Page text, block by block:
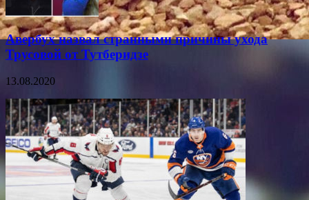
Авербух назвал странными причины ухода
Трусовой от Тутберидзе
13.08.2020